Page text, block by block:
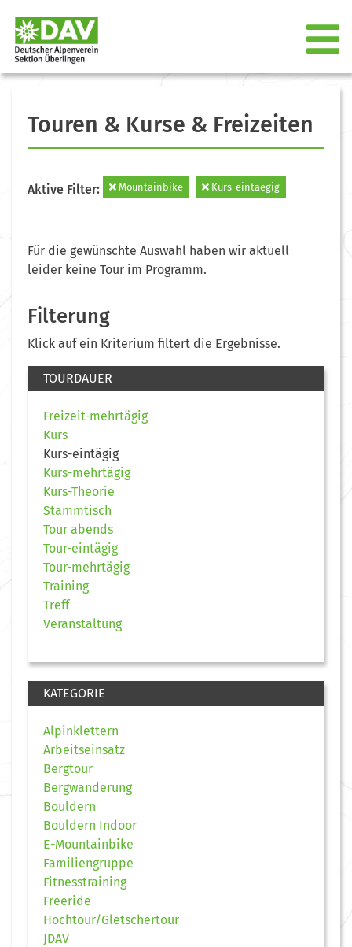
Touren & Kurse & Freizeiten
Aktive Filter: Mountainbike Kurs-eintaegig
Für die gewünschte Auswahl haben wir aktuell
leider keine Tour im Programm.
Filterung
Klick auf ein Kriterium filtert die Ergebnisse.
TOURDAUER
Freizeit-mehrtägig
Kurs
Kurs-eintägig
Kurs-mehrtägig
Kurs-Theorie
Stammtisch
Tour abends
Tour-eintägig
Tour-mehrtägig
Training
Treff
Veranstaltung
KATEGORIE
Alpinklettern
Arbeitseinsatz
Bergtour
Bergwanderung
Bouldern
Bouldern Indoor
E-Mountainbike
Familiengruppe
Fitnesstraining
Freeride
Hochtour/Gletschertour
JDAV